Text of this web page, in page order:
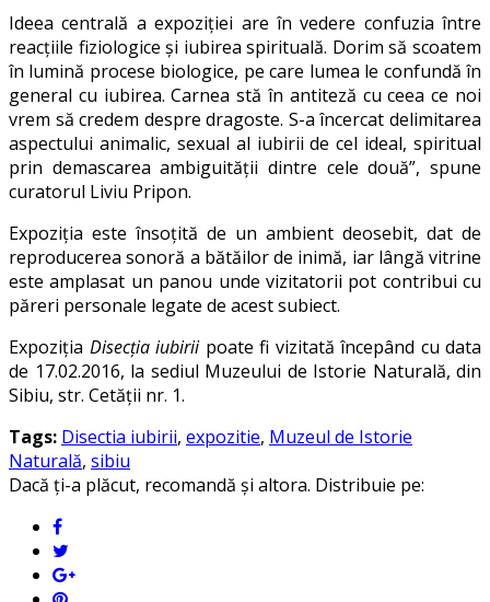
Ideea centrală a expoziției are în vedere confuzia între
reacțiile fiziologice și iubirea spirituală. Dorim să scoatem
în lumină procese biologice, pe care lumea le confundă în
general cu iubirea. Carnea stă în antiteză cu ceea ce noi
vrem să credem despre dragoste. S-a încercat delimitarea
aspectului animalic, sexual al iubirii de cel ideal, spiritual
prin demascarea ambiguităţii dintre cele două”, spune
curatorul Liviu Pripon.
Expoziția este însoțită de un ambient deosebit, dat de
reproducerea sonoră a bătăilor de inimă, iar lângă vitrine
este amplasat un panou unde vizitatorii pot contribui cu
păreri personale legate de acest subiect.
Expoziţia Disecţia iubiriipoate fi vizitată începând cu data
de 17.02.2016, la sediul Muzeului de Istorie Naturală, din
Sibiu, str. Cetăţii nr. 1.
Tags: Disectia iubirii, expozitie, Muzeul de Istorie
Naturală, sibiu
Dacă ți-a plăcut, recomandă și altora. Distribuie pe: